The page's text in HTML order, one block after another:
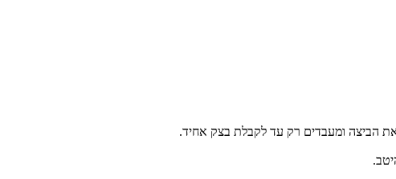
את הביצה ומעבדים רק עד לקבלת בצק אחיד.